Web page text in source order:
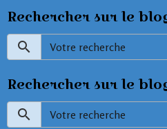
Rechercher sur le
Rechercher sur le